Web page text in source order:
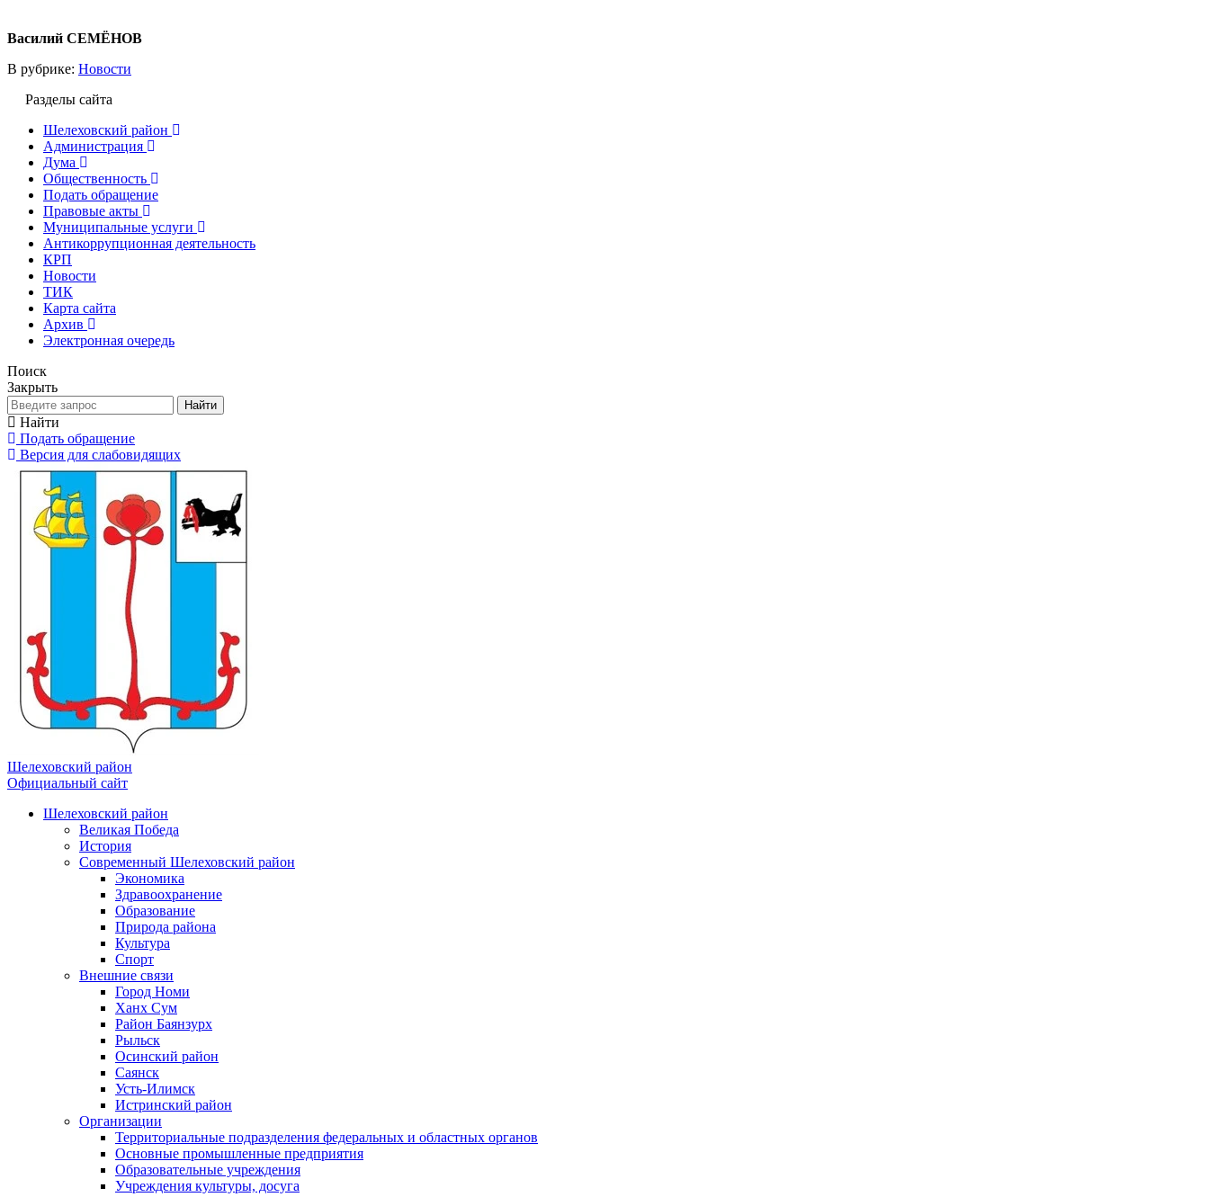
Василий СЕМЁНОВ
В рубрике: Новости
Разделы сайта
Шелеховский район
Администрация
Дума
Общественность
Подать обращение
Правовые акты
Муниципальные услуги
Антикоррупционная деятельность
КРП
Новости
ТИК
Карта сайта
Архив
Электронная очередь
Поиск
Закрыть
Найти
Найти
Подать обращение
Версия для слабовидящих
Шелеховский район
Официальный сайт
Шелеховский район
Великая Победа
История
Современный Шелеховский район
Экономика
Здравоохранение
Образование
Природа района
Культура
Спорт
Внешние связи
Город Номи
Ханх Сум
Район Баянзурх
Рыльск
Осинский район
Саянск
Усть-Илимск
Истринский район
Организации
Территориальные подразделения федеральных и областных органов
Основные промышленные предприятия
Образовательные учреждения
Учреждения культуры, досуга